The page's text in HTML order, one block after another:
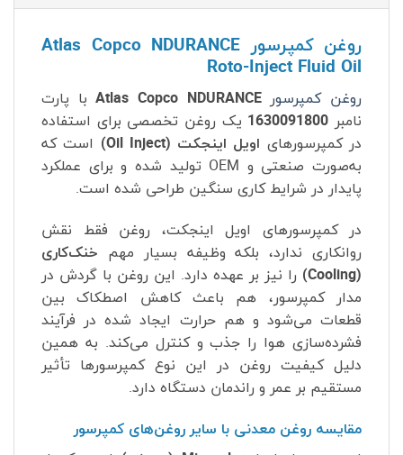
روغن کمپرسور Atlas Copco NDURANCE
Roto-Inject Fluid Oil
روغن کمپرسورAtlas Copco NDURANCEبا پارت
نامبر 1630091800 یک روغن تخصصی برای استفاده
در کمپرسورهای اویل اینجکت (Oil Inject)
است که
به‌صورت صنعتی و OEM تولید شده و برای عملکرد
پایدار در شرایط کاری سنگین طراحی شده است.
در کمپرسورهای اویل اینجکت، روغن فقط نقش
روانکاری ندارد، بلکه وظیفه بسیار مهم خنک‌کاری
(Cooling)
را نیز بر عهده دارد. این روغن با گردش در
مدار کمپرسور، هم باعث کاهش اصطکاک بین
قطعات می‌شود و هم حرارت ایجاد شده در فرآیند
فشرده‌سازی هوا را جذب و کنترل می‌کند. به همین
دلیل کیفیت روغن در این نوع کمپرسورها تأثیر
مستقیم بر عمر و راندمان دستگاه دارد.
مقایسه روغن معدنی با سایر روغن‌های کمپرسور